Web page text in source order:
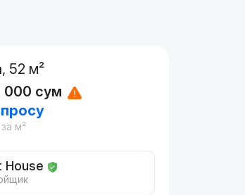
52 м²
000 сум
за м²
House